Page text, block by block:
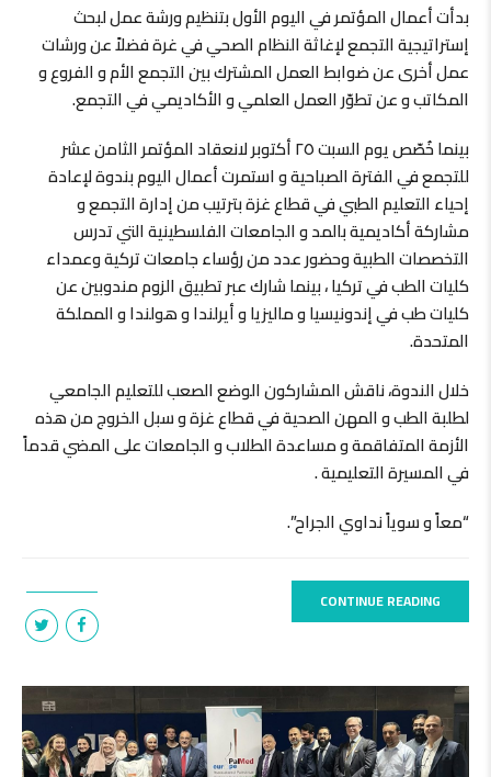
بدأت أعمال المؤتمر في اليوم الأول بتنظيم ورشة عمل لبحث
إستراتيجية التجمع لإغاثة النظام الصحي في غرة فضلاً عن ورشات
عمل أخرى عن ضوابط العمل المشترك بين التجمع الأم و الفروع و
المكاتب و عن تطوّر العمل العلمي و الأكاديمي في التجمع.
بينما خُصّص يوم السبت ٢٥ أكتوبر لانعقاد المؤتمر الثامن عشر
للتجمع في الفترة الصباحية و استمرت أعمال اليوم بندوة لإعادة
إحياء التعليم الطبي في قطاع غزة بترتيب من إدارة التجمع و
مشاركة أكاديمية بالمد و الجامعات الفلسطينية التي تدرس
التخصصات الطبية وحضور عدد من رؤساء جامعات تركية وعمداء
كليات الطب في تركيا ، بينما شارك عبر تطبيق الزوم مندوبين عن
كليات طب في إندونيسيا و ماليزيا و أيرلندا و هولندا و المملكة
المتحدة.
خلال الندوة، ناقش المشاركون الوضع الصعب للتعليم الجامعي
لطلبة الطب و المهن الصحية في قطاع غزة و سبل الخروج من هذه
الأزمة المتفاقمة و مساعدة الطلاب و الجامعات على المضي قدماً
في المسيرة التعليمية .
“معاً و سوياً نداوي الجراح”.
CONTINUE READING